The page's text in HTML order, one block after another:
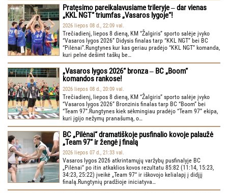
Pratęsimo pareikalavusiame trileryje ‒ dar vienas
„KKL NGT“ triumfas „Vasaros lygoje“!
2026 liepos 08 d., 22:09 val.
Trečiadienį, liepos 8 dieną, KM “Žalgiris” sporto salėje įvyko
“Vasaros lygos 2026” Didysis finalas tarp “KKL NGT” bei BC
“Pilėnai”.Rungtynes kur kas geriau pradėjo “KKL NGT” komanda,
kuri pelnė dešimt taškų be…
„Vasaros lygos 2026“ bronza ‒ BC „Boom“
komandos rankose!
2026 liepos 08 d., 20:09 val.
Trečiadienį, liepos 8 dieną, KM “Žalgiris” sporto salėje įvyko
“Vasaros lygos 2026” Bronzinis finalas tarp BC “Boom” bei
“Team 97”.Rungtynes kiek sėkmingiau pradėjo “Team 97” ekipa,
kuri įgijo nežymų pranašumą, o…
BC „Pilėnai“ dramatiškoje pusfinalio kovoje palaužė
„Team 97“ ir žengė į finalą
2026 liepos 07 d., 21:33 val.
Vasaros lygos 2026 atkrintamųjų varžybų pusfinalyje BC
„Pilėnai“ po itin atkaklios kovos rezultatu 85:82 (11:14, 15:23,
34:23, 25:22) įveikė „Team 97“ ir iškovojo kelialapį į didįjį
finalą.Rungtynių pradžioje iniciatyva…